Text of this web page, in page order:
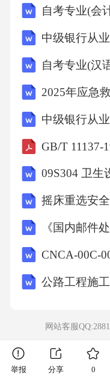
2025年应急
09S304 卫生
摇床重选安
《国内邮件
CNCA-00C-
公路工程施
网站客服
举报 分享 0